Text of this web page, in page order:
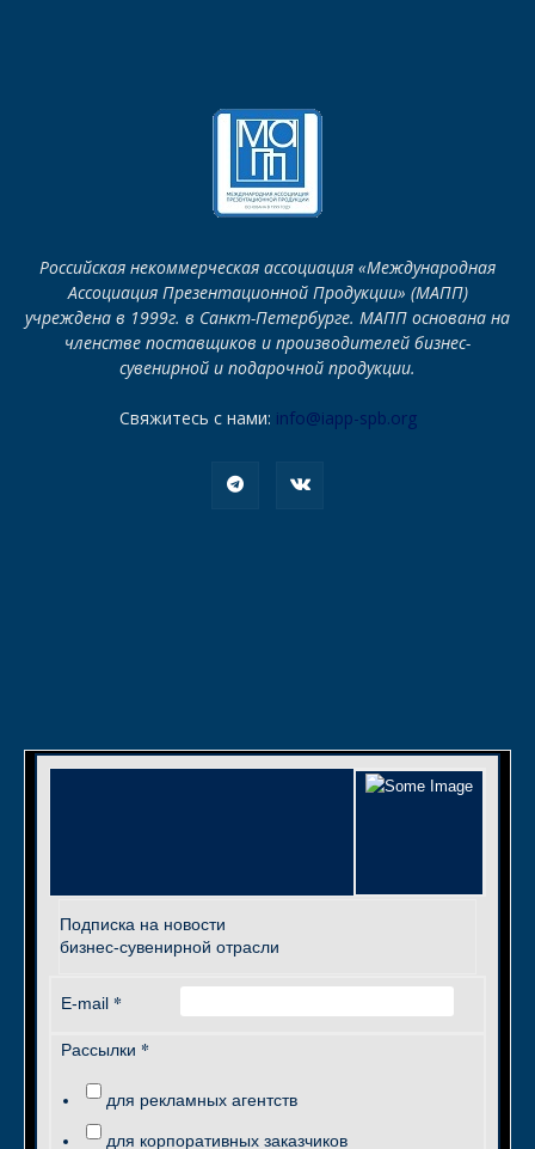
Российская некоммерческая ассоциация «Международная
Ассоциация Презентационной Продукции» (МАПП)
учреждена в 1999г. в Санкт-Петербурге. МАПП основана на
членстве поставщиков и производителей бизнес-
сувенирной и подарочной продукции.
Свяжитесь с нами: info@iapp-spb.org
Подписка на новости
бизнес-сувенирной отрасли
E-mail *
Рассылки *
для рекламных агентств
для корпоративных заказчиков